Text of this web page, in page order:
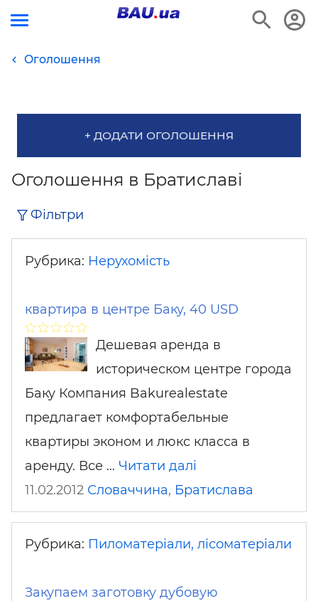
Оголошення
+ ДОДАТИ ОГОЛОШЕННЯ
Оголошення в Братиславі
Фільтри
Рубрика: Нерухомість
квартира в центре Баку, 40 USD
Дешевая аренда в
историческом центре города
Баку Компания Bakurealestate
предлагает комфортабельные
квартиры эконом и люкс класса в
аренду. Все … Читати далі
11.02.2012 Словаччина, Братислава
Рубрика: Пиломатеріали, лісоматеріали
Закупаем заготовку дубовую